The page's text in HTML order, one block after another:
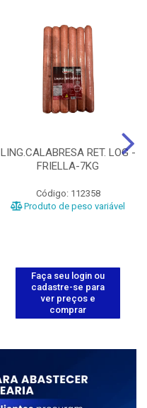
LING.CALABRESA RET. LOG -
FRIELLA-7KG
Código: 112358
Produto de peso variável
Faça seu login ou
cadastre-se para
ver preços e
comprar